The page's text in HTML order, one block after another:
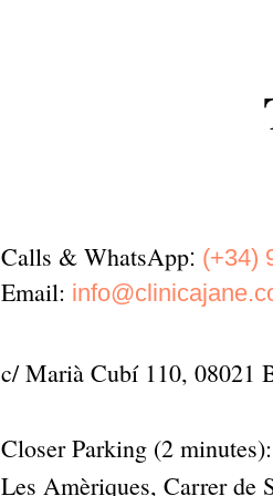
Calls & WhatsApp: (+34)
Email:
c/ Marià Cubí 110, 08021
Closer Parking (2 minutes):
Les Amèriques, Carrer de